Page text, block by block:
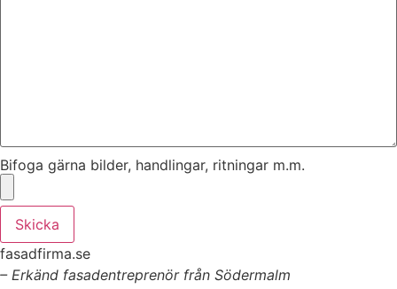
Bifoga gärna bilder, handlingar, ritningar m.m.
Skicka
fasadfirma.se
– Erkänd fasadentreprenör från Södermalm